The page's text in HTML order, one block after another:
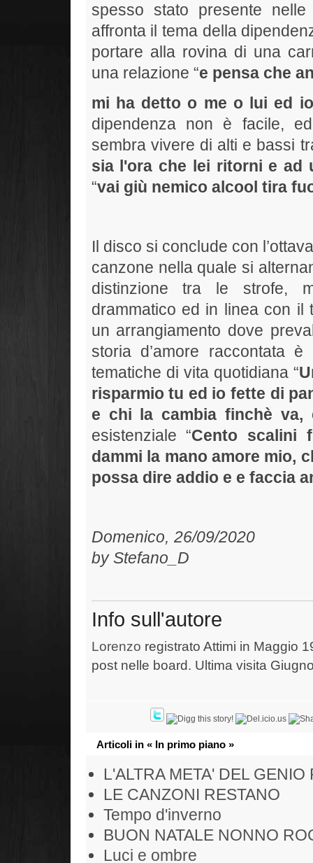
spesso stato presente
affronta il tema della
portare alla rovina di una
una relazione “e pensa che
mi ha detto o me o lui ed
dipendenza non è facile,
sembra vivere di alti e bassi
sia l'ora che lei ritorni e ad
“vai giù nemico alcool tira
Il disco si conclude con
canzone nella quale si
distinzione tra le strofe,
drammatico ed in linea con
un arrangiamento dove
storia d’amore raccontata
tematiche di vita quotidiana “
risparmio tu ed io fette di
e chi la cambia finchè
esistenziale “Cento scalini
dammi la mano amore mio,
possa dire addio e e faccia
Domenico, 26/09/2020
by Stefano_D
Info sull'autore
Lorenzo registrato Attimi in Maggio
post nelle board. Ultima visita
Articoli in « In primo piano »
L'ALTRA META' DEL GENIO
LE CANZONI RESTANO
Tempo d'inverno
BUON NATALE NONNO
Luci e ombre